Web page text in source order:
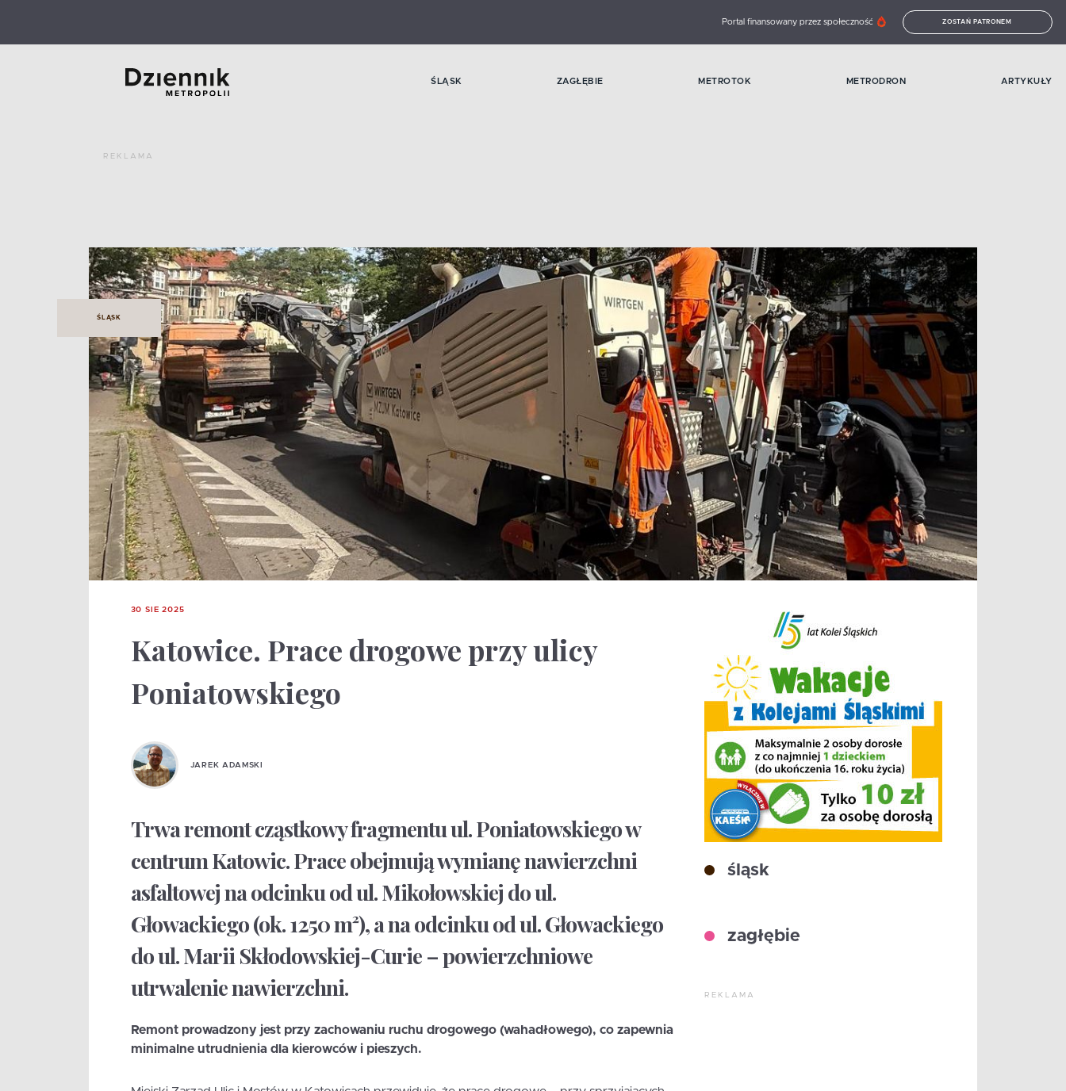
Portal finansowany przez społeczność ZOSTAŃ PATRONEM
ŚLĄSK ZAGŁĘBIE METROTOK METRODRON ARTYKUŁY
REKLAMA
ŚLĄSK
30 SIE 2025
Katowice. Prace drogowe przy ulicy
Poniatowskiego
JAREK ADAMSKI
Trwa remont cząstkowy fragmentu ul. Poniatowskiego w
centrum Katowic. Prace obejmują wymianę nawierzchni
asfaltowej na odcinku od ul. Mikołowskiej do ul.
Głowackiego (ok. 1250 m²), a na odcinku od ul. Głowackiego
do ul. Marii Skłodowskiej-Curie – powierzchniowe
utrwalenie nawierzchni.
Remont prowadzony jest przy zachowaniu ruchu drogowego (wahadłowego), co zapewnia
minimalne utrudnienia dla kierowców i pieszych.
śląsk
zagłębie
REKLAMA